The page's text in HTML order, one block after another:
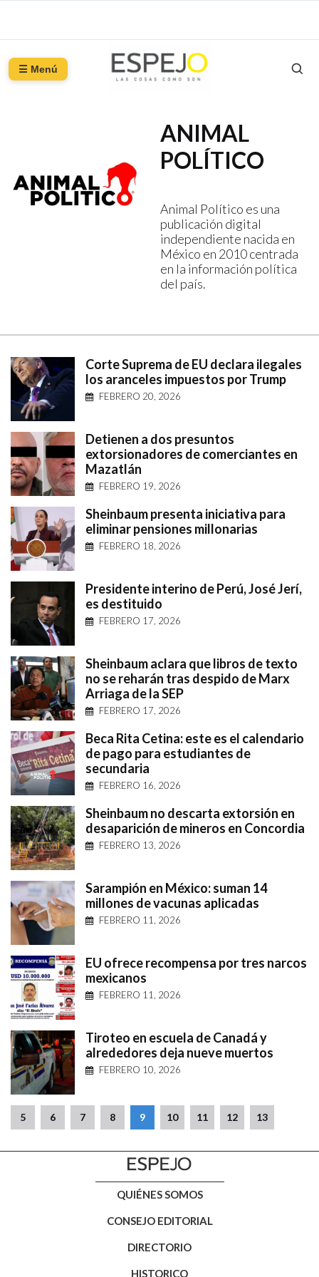
☰ Menú
ANIMAL
POLÍTICO
Animal Político es una
publicación digital
independiente nacida en
México en 2010 centrada
en la información política
del país.
Corte Suprema de EU declara ilegales
los aranceles impuestos por Trump
FEBRERO 20, 2026
Detienen a dos presuntos
extorsionadores de comerciantes en
Mazatlán
FEBRERO 19, 2026
Sheinbaum presenta iniciativa para
eliminar pensiones millonarias
FEBRERO 18, 2026
Presidente interino de Perú, José Jerí,
es destituido
FEBRERO 17, 2026
Sheinbaum aclara que libros de texto
no se reharán tras despido de Marx
Arriaga de la SEP
FEBRERO 17, 2026
Beca Rita Cetina: este es el calendario
de pago para estudiantes de
secundaria
FEBRERO 16, 2026
Sheinbaum no descarta extorsión en
desaparición de mineros en Concordia
FEBRERO 13, 2026
Sarampión en México: suman 14
millones de vacunas aplicadas
FEBRERO 11, 2026
EU ofrece recompensa por tres narcos
mexicanos
FEBRERO 11, 2026
Tiroteo en escuela de Canadá y
alrededores deja nueve muertos
FEBRERO 10, 2026
5 6 7 8 9 10 11 12 13
QUIÉNES SOMOS
CONSEJO EDITORIAL
DIRECTORIO
HISTORICO